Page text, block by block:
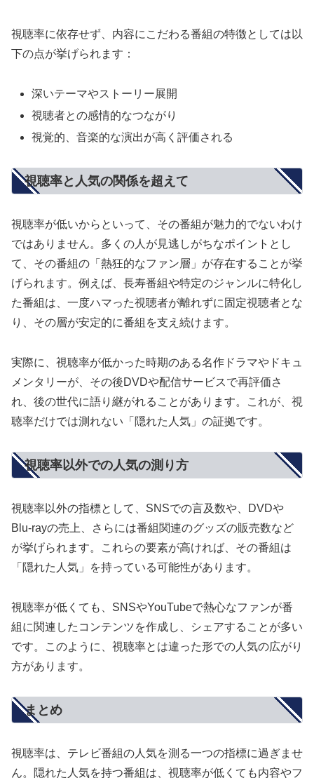
視聴率に依存せず、内容にこだわる番組の特徴としては以
下の点が挙げられます：
深いテーマやストーリー展開
視聴者との感情的なつながり
視覚的、音楽的な演出が高く評価される
視聴率と人気の関係を超えて
視聴率が低いからといって、その番組が魅力的でないわけ
ではありません。多くの人が見逃しがちなポイントとし
て、その番組の「熱狂的なファン層」が存在することが挙
げられます。例えば、長寿番組や特定のジャンルに特化し
た番組は、一度ハマった視聴者が離れずに固定視聴者とな
り、その層が安定的に番組を支え続けます。
実際に、視聴率が低かった時期のある名作ドラマやドキュ
メンタリーが、その後DVDや配信サービスで再評価さ
れ、後の世代に語り継がれることがあります。これが、視
聴率だけでは測れない「隠れた人気」の証拠です。
視聴率以外での人気の測り方
視聴率以外の指標として、SNSでの言及数や、DVDや
Blu-rayの売上、さらには番組関連のグッズの販売数など
が挙げられます。これらの要素が高ければ、その番組は
「隠れた人気」を持っている可能性があります。
視聴率が低くても、SNSやYouTubeで熱心なファンが番
組に関連したコンテンツを作成し、シェアすることが多い
です。このように、視聴率とは違った形での人気の広がり
方があります。
まとめ
視聴率は、テレビ番組の人気を測る一つの指標に過ぎませ
ん。隠れた人気を持つ番組は、視聴率が低くても内容やフ